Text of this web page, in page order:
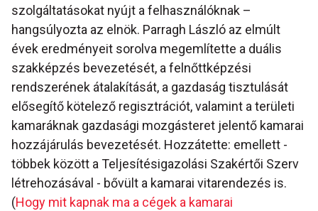
szolgáltatásokat nyújt a felhasználóknak –
hangsúlyozta az elnök. Parragh László az elmúlt
évek eredményeit sorolva megemlítette a duális
szakképzés bevezetését, a felnőttképzési
rendszerének átalakítását, a gazdaság tisztulását
elősegítő kötelező regisztrációt, valamint a területi
kamaráknak gazdasági mozgásteret jelentő kamarai
hozzájárulás bevezetését. Hozzátette: emellett -
többek között a Teljesítésigazolási Szakértői Szerv
létrehozásával - bővült a kamarai vitarendezés is.
(Hogy mit kapnak ma a cégek a kamarai